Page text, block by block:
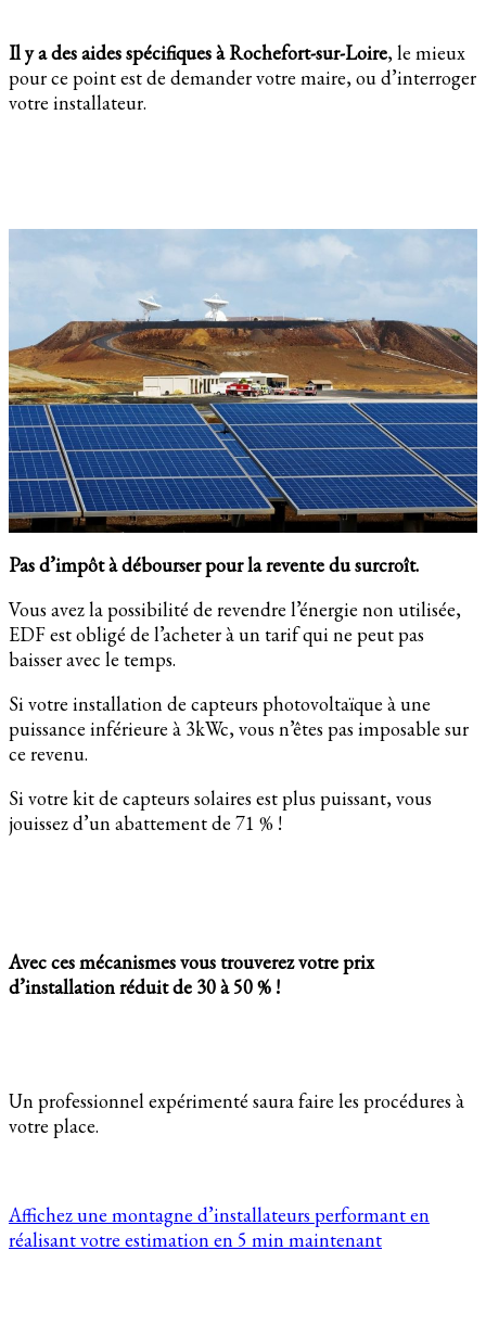
Il y a des aides spécifiques à Rochefort-sur-Loire, le mieux
pour ce point est de demander votre maire, ou d’interroger
votre installateur.
Pas d’impôt à débourser pour la revente du surcroît.
Vous avez la possibilité de revendre l’énergie non utilisée,
EDF est obligé de l’acheter à un tarif qui ne peut pas
baisser avec le temps.
Si votre installation de capteurs photovoltaïque à une
puissance inférieure à 3kWc, vous n’êtes pas imposable sur
ce revenu.
Si votre kit de capteurs solaires est plus puissant, vous
jouissez d’un abattement de 71 % !
Avec ces mécanismes vous trouverez votre prix
d’installation réduit de 30 à 50 % !
Un professionnel expérimenté saura faire les procédures à
votre place.
Affichez une montagne d’installateurs performant en
réalisant votre estimation en 5 min maintenant